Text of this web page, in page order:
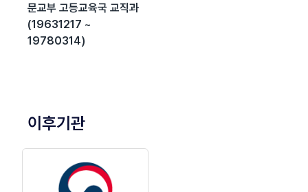
문교부 고등교육국 교직과
(19631217 ~
19780314)
이후기관